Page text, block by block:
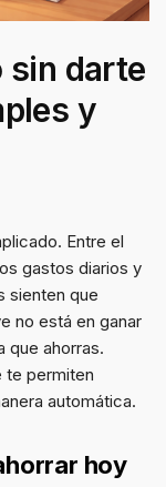
sin darte
y
Entre el
gastos diarios y
sienten que
no está en ganar
que ahorras.
te permiten
automática.
hoy